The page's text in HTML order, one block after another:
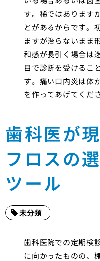
す。稀ではあります
とがあるからです。
ますが治らないまま
和感が長引く場合は
目で診断を受けるこ
す。痛い口内炎は体
を作ってあげてくださ
歯科医が
フロスの
ツール
未分類
歯科医院での定期検
に向かったものの、